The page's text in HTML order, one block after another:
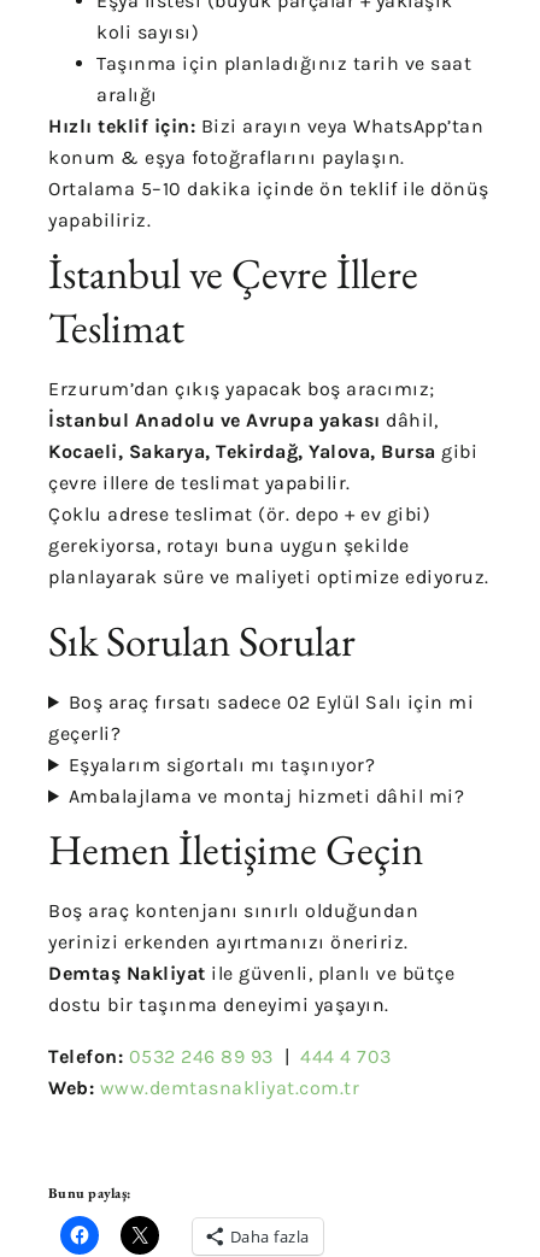
koli sayısı)
Taşınma için planladığınız tarih ve saat
aralığı
Hızlı teklif için: Bizi arayın veya WhatsApp’tan
konum & eşya fotoğraflarını paylaşın.
Ortalama 5–10 dakika içinde ön teklif ile dönüş
yapabiliriz.
İstanbul ve Çevre İllere
Teslimat
Erzurum’dan çıkış yapacak boş aracımız;
İstanbul Anadolu ve Avrupa yakası dâhil,
Kocaeli, Sakarya, Tekirdağ, Yalova, Bursa gibi
çevre illere de teslimat yapabilir.
Çoklu adrese teslimat (ör. depo + ev gibi)
gerekiyorsa, rotayı buna uygun şekilde
planlayarak süre ve maliyeti optimize ediyoruz.
Sık Sorulan Sorular
Boş araç fırsatı sadece 02 Eylül Salı için mi
geçerli?
Eşyalarım sigortalı mı taşınıyor?
Ambalajlama ve montaj hizmeti dâhil mi?
Hemen İletişime Geçin
Boş araç kontenjanı sınırlı olduğundan
yerinizi erkenden ayırtmanızı öneririz.
Demtaş Nakliyat ile güvenli, planlı ve bütçe
dostu bir taşınma deneyimi yaşayın.
Telefon: 0532 246 89 93 | 444 4 703
Web: www.demtasnakliyat.com.tr
Bunu paylaş:
Daha fazla